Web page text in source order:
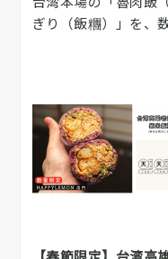
ぎり（飯糰）」を、